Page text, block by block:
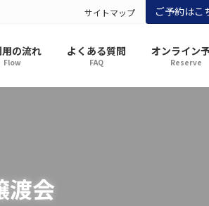
サイトマップ ご予約はこ
用の流れ
Flow
よくある質問
FAQ
オンライン
Reserve
渡会